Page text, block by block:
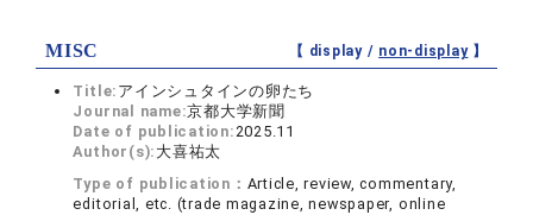
MISC 【 display / non-display】
Title: アインシュタインの卵たち
Journal name:京都大学新聞
Date of publication:2025.11
Author(s): 大喜祐太
Type of publication： Article, review, commentary,
editorial, etc. (trade magazine, newspaper, online